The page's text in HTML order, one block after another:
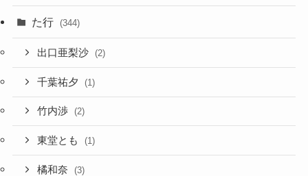
た行 (344)
出口亜梨沙 (2)
千葉祐夕 (1)
竹内渉 (2)
東堂とも (1)
橘和奈 (3)